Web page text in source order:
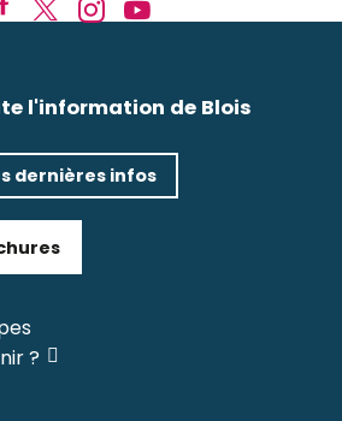
l'information de Blois
dernières infos
?